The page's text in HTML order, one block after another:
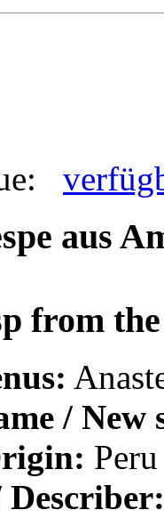
aus
from
/ New
Peru
Describer: